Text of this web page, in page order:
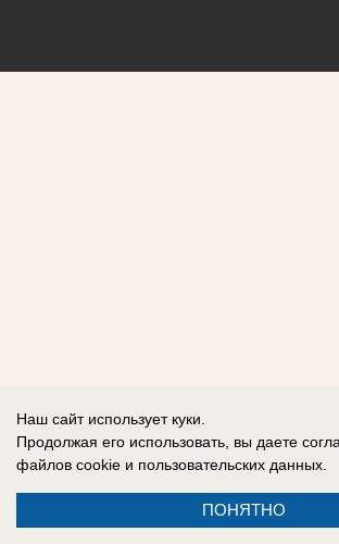
Наш сайт использует куки.
Продолжая его использовать, вы даете
файлов cookie и пользовательских данных.
ПОНЯТНО